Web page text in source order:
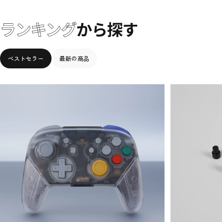
ランキングから探す
ベストセラー 最新の商品